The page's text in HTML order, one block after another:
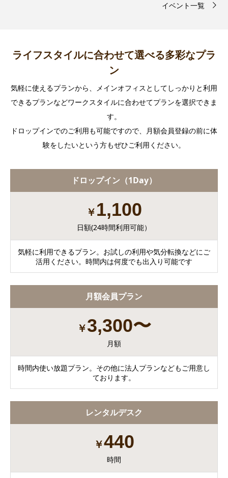
イベント一覧
ライフスタイルに合わせて選べる多彩なプラ
ン
気軽に使えるプランから、メインオフィスとしてしっかりと利用
できるプランなどワークスタイルに合わせてプランを選択できま
す。
ドロップインでのご利用も可能ですので、月額会員登録の前に体
験をしたいという方もぜひご利用ください。
ドロップイン（1Day）
￥ 1,100
日額(24時間利用可能）
気軽に利用できるプラン。お試しの利用や気分転換などにご
活用ください。時間内は何度でも出入り可能です
月額会員プラン
￥3,300〜
月額
時間内使い放題プラン。その他に法人プランなどもご用意し
ております。
レンタルデスク
￥440
時間